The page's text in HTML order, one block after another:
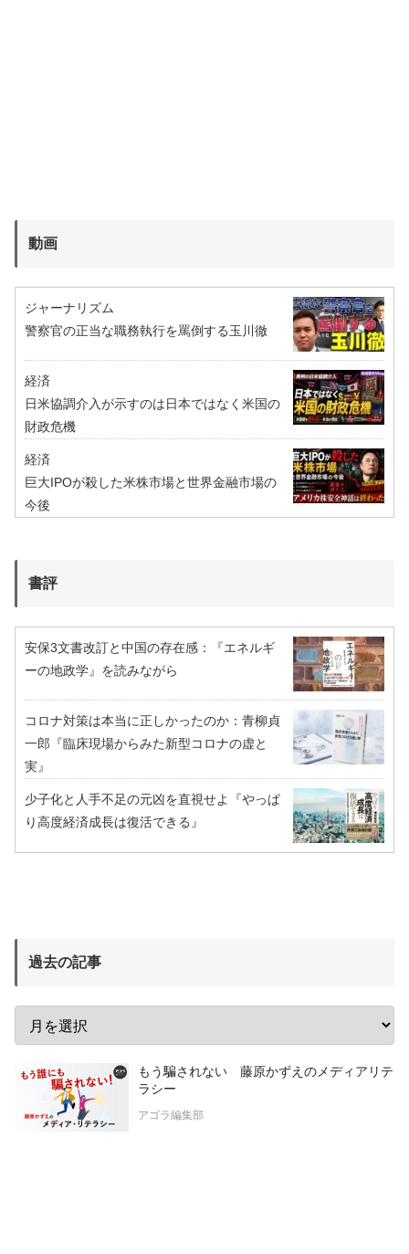
動画
ジャーナリズム
警察官の正当な職務執行を罵倒する玉川徹
経済
日米協調介入が示すのは日本ではなく米国の
財政危機
経済
巨大IPOが殺した米株市場と世界金融市場の
今後
書評
安保3文書改訂と中国の存在感：『エネルギ
ーの地政学』を読みながら
コロナ対策は本当に正しかったのか：青柳貞
一郎『臨床現場からみた新型コロナの虚と
実』
少子化と人手不足の元凶を直視せよ『やっぱ
り高度経済成長は復活できる』
過去の記事
もう騙されない 藤原かずえのメディアリテ
ラシー
アゴラ編集部